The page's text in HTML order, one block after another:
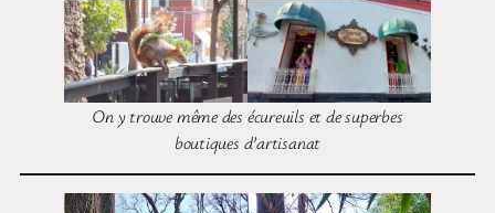
On y trouve même des écureuils et de superbes
boutiques d’artisanat